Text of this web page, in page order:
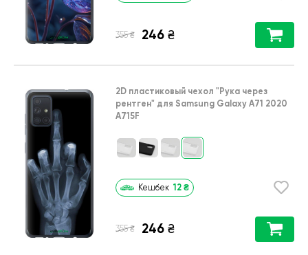
355 ₴ 246 ₴
2D пластиковый чехол "Рука через
рентген" для Samsung Galaxy A71 2020
A715F
Кешбек 12 ₴
355 ₴ 246 ₴